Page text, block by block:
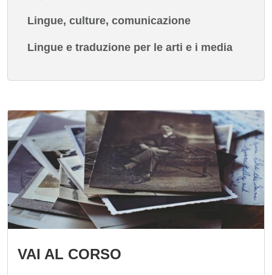
Lingue, culture, comunicazione
Lingue e traduzione per le arti e i media
Immagine
VAI AL CORSO